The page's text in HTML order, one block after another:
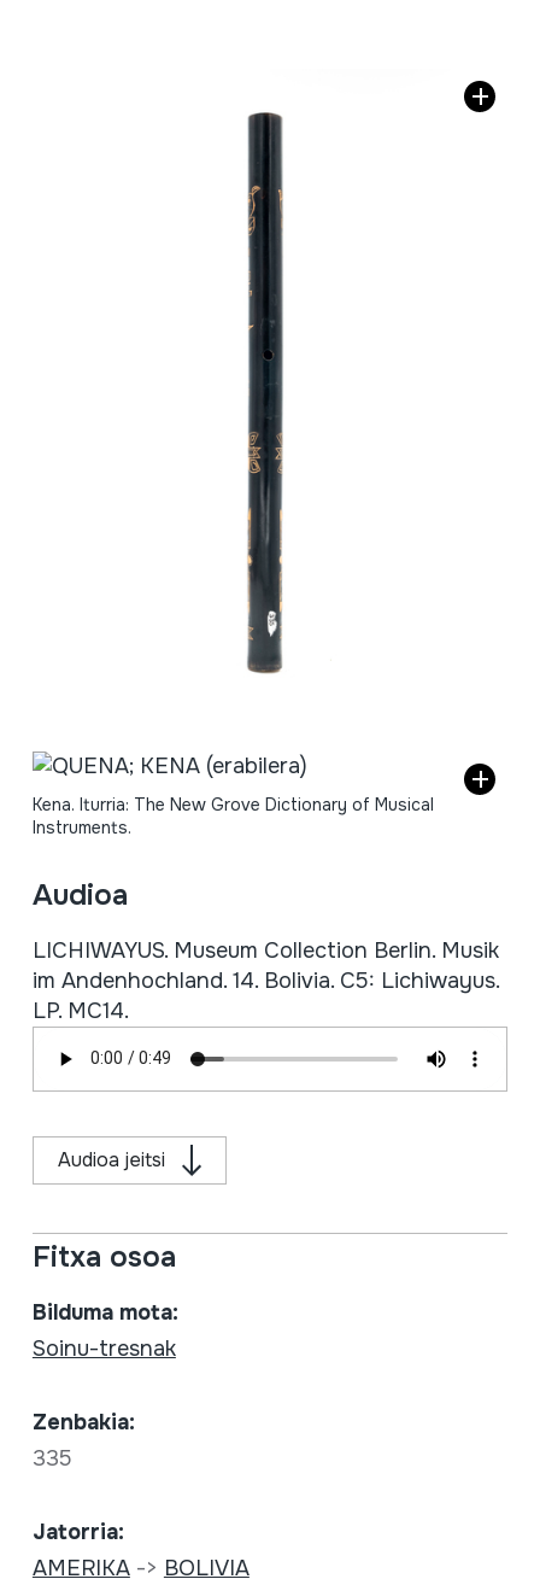
Kena. Iturria: The New Grove Dictionary of Musical
Instruments.
Audioa
LICHIWAYUS. Museum Collection Berlin. Musik
im Andenhochland. 14. Bolivia. C5: Lichiwayus.
LP. MC14.
Audioa jeitsi
Fitxa osoa
Bilduma mota:
Soinu-tresnak
Zenbakia:
335
Jatorria:
AMERIKA-> BOLIVIA